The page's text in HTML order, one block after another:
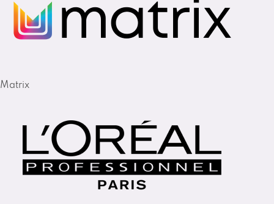
Matrix